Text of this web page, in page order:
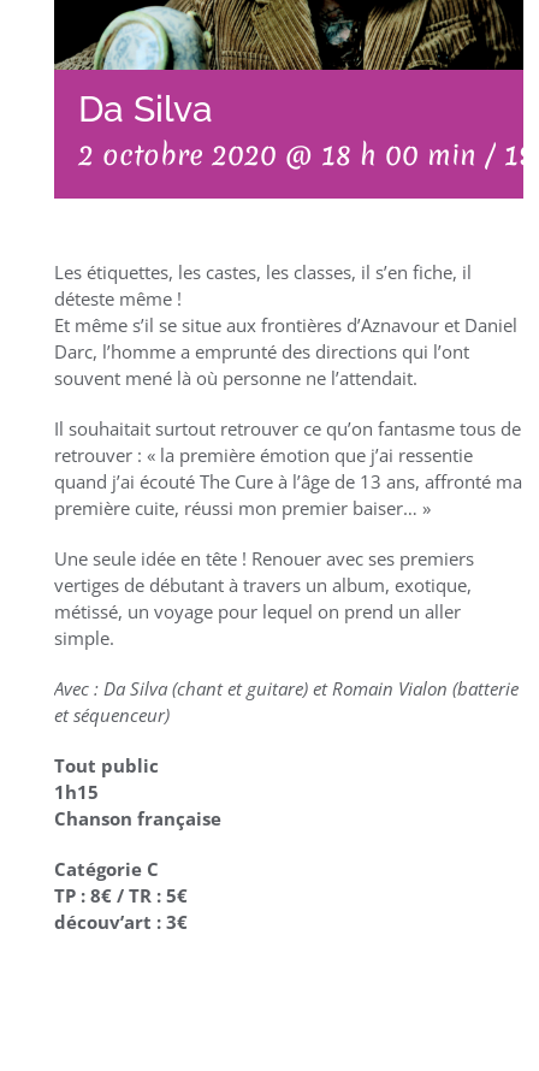
Da Silva
2 octobre 2020 @ 18 h 00 min /
Les étiquettes, les castes, les classes, il s’en fiche, il
déteste même !
Et même s’il se situe aux frontières d’Aznavour et Daniel
Darc, l’homme a emprunté des directions qui l’ont
souvent mené là où personne ne l’attendait.
Il souhaitait surtout retrouver ce qu’on fantasme tous de
retrouver : « la première émotion que j’ai ressentie
quand j’ai écouté The Cure à l’âge de 13 ans, affronté ma
première cuite, réussi mon premier baiser… »
Une seule idée en tête ! Renouer avec ses premiers
vertiges de débutant à travers un album, exotique,
métissé, un voyage pour lequel on prend un aller
simple.
Avec : Da Silva (chant et guitare) et Romain Vialon (batterie
et séquenceur)
Tout public
1h15
Chanson française
Catégorie C
TP : 8€ / TR : 5€
découv’art : 3€